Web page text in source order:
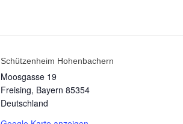
Schützenheim Hohenbachern
Moosgasse 19
Freising, Bayern 85354
Deutschland